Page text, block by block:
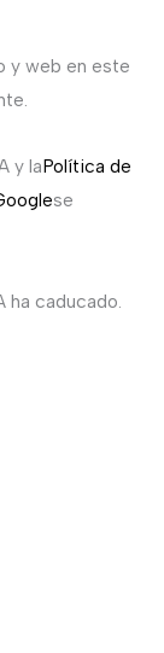
y web en este
y laPolítica de
se
caducado.